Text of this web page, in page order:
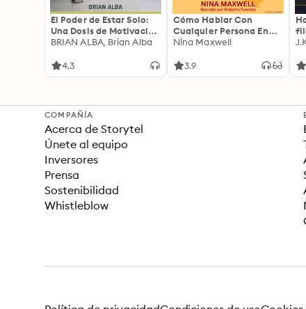
El Poder de Estar Solo:
Una Dosis de Motivación
Acompañada de Ideas
una Vida Mejor
BRIAN ALBA, Brian Alba
4.3
Cómo Hablar Con
Cualquier Persona En
Cualquier Lugar Y En
Nina Maxwell
3.9
COMPAÑÍA
Acerca de Storytel
Únete al equipo
Inversores
Prensa
Sostenibilidad
Whistleblow